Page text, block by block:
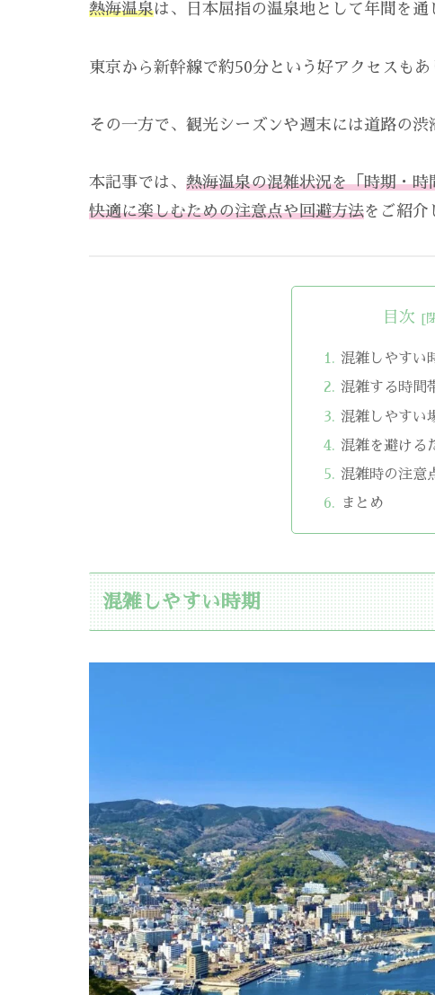
熱海温泉は、日本屈指の温泉地として年間を通
東京から新幹線で約50分という好アクセスも
その一方で、観光シーズンや週末には道路の渋
本記事では、 熱海温泉の混雑状況を「時期・
快適に楽しむための注意点や回避方法をご紹介
目次
混雑しやすい
混雑する時間
混雑しやすい
混雑を避ける
混雑時の注意
まとめ
混雑しやすい時期